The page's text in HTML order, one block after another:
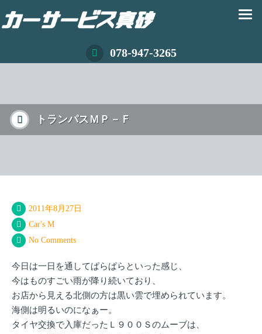
078-947-3265
トランパスＭＰ－Ｆ
2011年8月27日
Car's M
No Comments
今日は一日を通してぱらぱらといった感じ、
今はものすごい雨が降り続いており、
お店から見える北側の方は黒い雲で埋められています。
海側は明るいのになぁー。
タイヤ交換で入庫だったＬ９００Ｓのムーブは、